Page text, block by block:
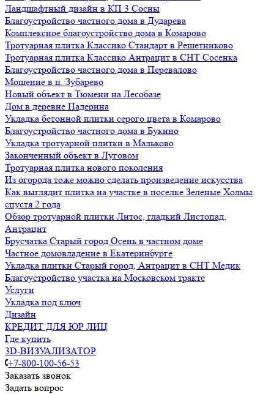
Ландшафтный дизайн в КП 3 Сосны
Благоустройство частного дома в Дударева
Комплексное благоустройство дома в Комарово
Тротуарная плитка Классико Стандарт в Решетниково
Тротуарная плитка Классико Антрацит в СНТ Сосенка
Благоустройство частного дома в Перевалово
Мощение в п. Зубарево
Новый объект в Тюмени на Лесобазе
Дом в деревне Падерина
Укладка бетонной плитки серого цвета в Комарово
Благоустройство частного дома в Букино
Укладка тротуарной плитки в Мальково
Законченный объект в Луговом
Тротуарная плитка нового поколения
Из огорода тоже можно сделать произведение искусства
Как выглядит плитка на участке в поселке Зеленые Холмы
спустя 2 года
Обзор тротуарной плитки Литос, гладкий Листопад,
Антрацит
Брусчатка Старый город Осень в частном доме
Частное домовладение в Екатеринбурге
Укладка плитки Старый город, Антрацит в СНТ Медик
Благоустройство участка на Московском тракте
Услуги
Укладка под ключ
Дизайн
КРЕДИТ ДЛЯ ЮР ЛИЦ
Где купить
3D-ВИЗУАЛИЗАТОР
+7-800-100-56-53
Заказать звонок
Задать вопрос